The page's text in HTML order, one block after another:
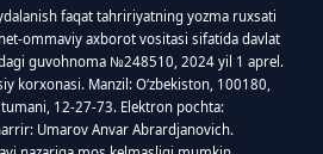
faqat tahririyatning yozma ruxsati
ommaviy axborot vositasi sifatida davlat
guvohnoma №248510, 2024 yil 1 aprel.
korxonasi. Manzil: Oʻzbekiston, 100180,
12-27-73. Elektron pochta:
Umarov Anvar Abrardjanovich.